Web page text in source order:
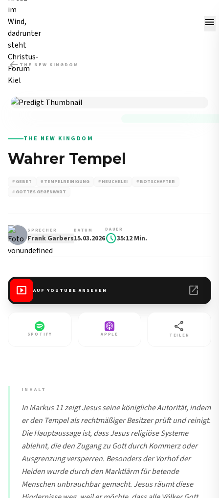
menu
arrow_backTHE NEW KINGDOM
THE NEW KINGDOM
Wahrer Tempel
# GEBET # TEMPELREINIGUNG # HEUCHELEI
# BOTSCHAFTER
# GOTTES GEGENWART
SPRECHER
Frank Garbers
DATUM
15.03.2026
DAUER
schedule35:12 Min.
smart_display AUF YOUTUBE ANSEHEN open_in_new
SPOTIFY APPLE
share
TEILEN
INHALT
In Markus 11 zeigt Jesus seine königliche Autorität, indem
er den Tempel als rechtmäßiger Besitzer prüft und reinigt.
Die Hauptaussage ist, dass Jesus religiöse Systeme
ablehnt, die den Zugang zu Gott durch Kommerz oder
Ausgrenzung versperren. Besonders der Vorhof der
Heiden wurde durch den Marktlärm für betende
Menschen unbrauchbar gemacht. Jesus räumt diese